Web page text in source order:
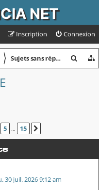
NET
Connexion
Inscription
〉 Sujets sans réponse
c
5 … 15
30 juil. 2026 9:12 am